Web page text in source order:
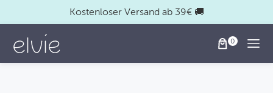
Kostenloser Versand ab 39€ 🚚